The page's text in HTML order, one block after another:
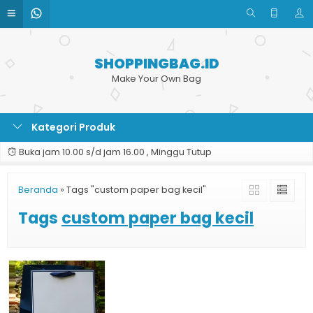
SHOPPINGBAG.ID
Make Your Own Bag
Kategori Produk
Buka jam 10.00 s/d jam 16.00 , Minggu Tutup
Beranda » Tags "custom paper bag kecil"
Tags custom paper bag kecil